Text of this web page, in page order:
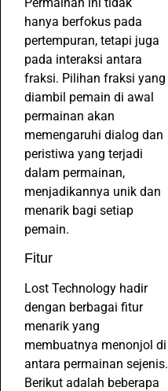
hanya berfokus pada
pertempuran, tetapi juga
pada interaksi antara
fraksi. Pilihan fraksi yang
diambil pemain di awal
permainan akan
memengaruhi dialog dan
peristiwa yang terjadi
dalam permainan,
menjadikannya unik dan
menarik bagi setiap
pemain.
Fitur
Lost Technology hadir
dengan berbagai fitur
menarik yang
membuatnya menonjol di
antara permainan sejenis.
Berikut adalah beberapa